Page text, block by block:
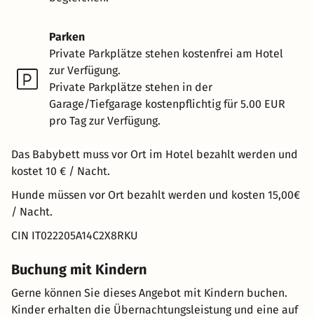
Parken
Private Parkplätze stehen kostenfrei am Hotel
zur Verfügung.
Private Parkplätze stehen in der
Garage/Tiefgarage kostenpflichtig für 5.00 EUR
pro Tag zur Verfügung.
Das Babybett muss vor Ort im Hotel bezahlt werden und
kostet 10 € / Nacht.
Hunde müssen vor Ort bezahlt werden und kosten 15,00€
/ Nacht.
CIN IT022205A14C2X8RKU
Buchung mit Kindern
Gerne können Sie dieses Angebot mit Kindern buchen.
Kinder erhalten die Übernachtungsleistung und eine auf